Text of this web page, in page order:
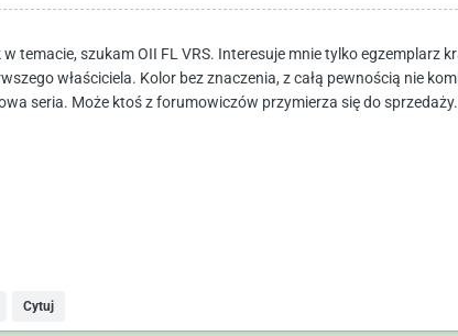
w temacie, szukam OII FL VRS. Interesuje mnie tylko egzemplarz
właściciela. Kolor bez znaczenia, z całą pewnością nie
seria. Może ktoś z forumowiczów przymierza się do sprzedaży.
Cytuj